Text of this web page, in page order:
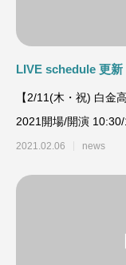
LIVE schedule 更新
【2/11(木・祝) 白金
2021開場/開演 10:30/
2021.02.06 news